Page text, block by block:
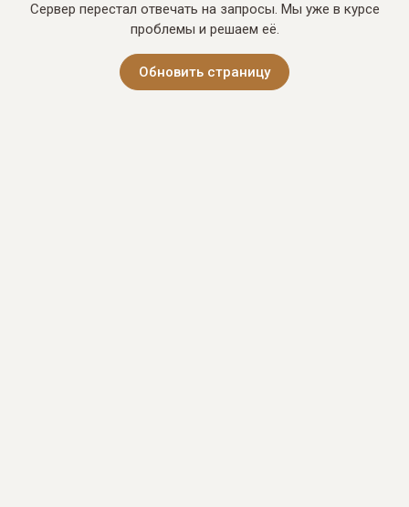
Сервер перестал отвечать на запросы. Мы уже в курсе
проблемы и решаем её.
Обновить страницу